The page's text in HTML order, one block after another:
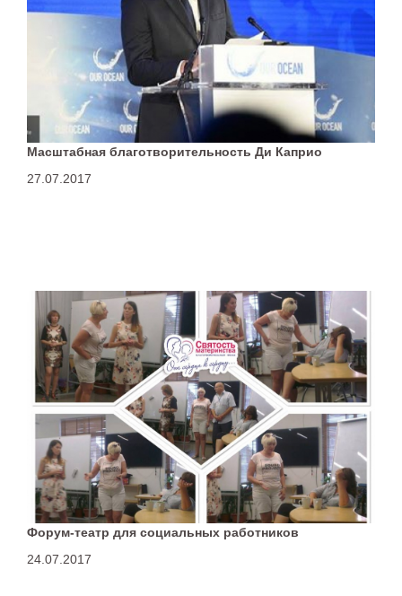
Масштабная благотворительность Ди Каприо
27.07.2017
Форум-театр для социальных работников
24.07.2017